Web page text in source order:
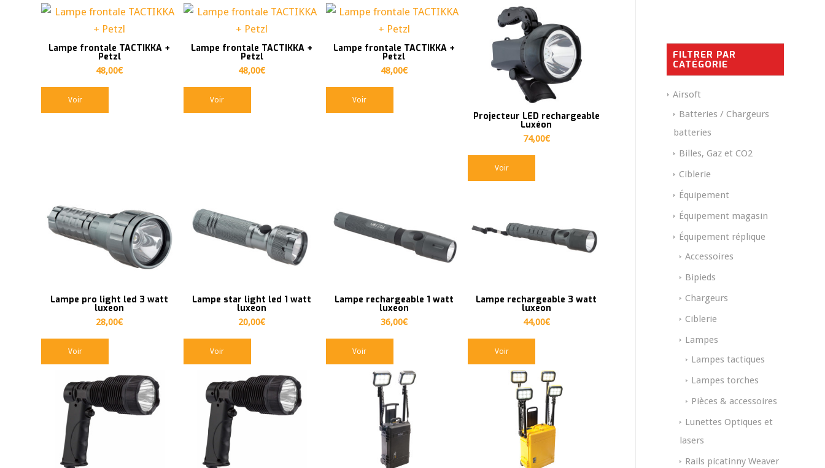
Lampe frontale TACTIKKA +
Petzl
48,00€
Voir
Lampe frontale TACTIKKA +
Petzl
48,00€
Voir
Lampe frontale TACTIKKA +
Petzl
48,00€
Voir
Projecteur LED rechargeable
Luxéon
74,00€
Voir
Lampe pro light led 3 watt
luxeon
28,00€
Voir
Lampe star light led 1 watt
luxeon
20,00€
Voir
Lampe rechargeable 1 watt
luxeon
36,00€
Voir
Lampe rechargeable 3 watt
luxeon
44,00€
Voir
FILTRER PAR
CATÉGORIE
Airsoft
Batteries / Chargeurs
batteries
Billes, Gaz et CO2
Ciblerie
Équipement
Équipement magasin
Équipement réplique
Accessoires
Bipieds
Chargeurs
Ciblerie
Lampes
Lampes tactiques
Lampes torches
Pièces & accessoires
Lunettes Optiques et
lasers
Rails picatinny Weaver